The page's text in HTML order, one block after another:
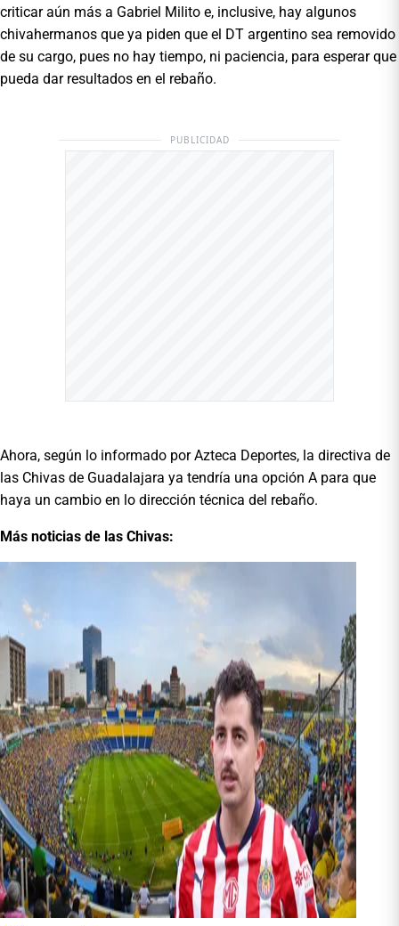
criticar aún más a Gabriel Milito e, inclusive, hay algunos
chivahermanos que ya piden que el DT argentino sea removido
de su cargo, pues no hay tiempo, ni paciencia, para esperar que
pueda dar resultados en el rebaño.
PUBLICIDAD
Ahora, según lo informado por Azteca Deportes, la directiva de
las Chivas de Guadalajara ya tendría una opción A para que
haya un cambio en lo dirección técnica del rebaño.
Más noticias de las Chivas: